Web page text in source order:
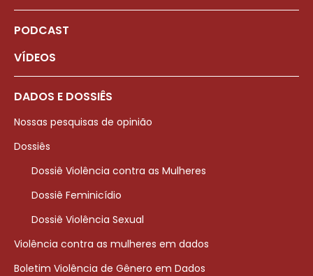
PODCAST
VÍDEOS
DADOS E DOSSIÊS
Nossas pesquisas de opinião
Dossiês
Dossiê Violência contra as Mulheres
Dossiê Feminicídio
Dossiê Violência Sexual
Violência contra as mulheres em dados
Boletim Violência de Gênero em Dados